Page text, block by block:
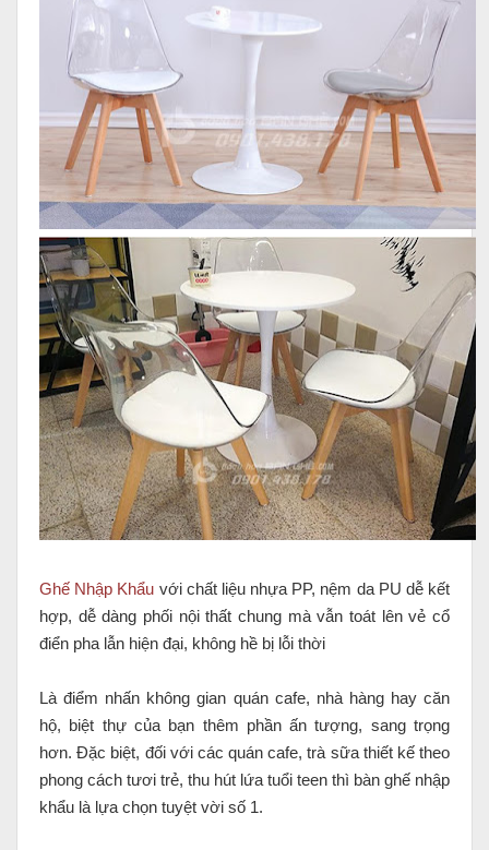
Ghế Nhập Khẩu với chất liệu nhựa PP, nệm da PU dễ kết
hợp, dễ dàng phối nội thất chung mà vẫn toát lên vẻ cổ
điển pha lẫn hiện đại, không hề bị lỗi thời
Là điểm nhấn không gian quán cafe, nhà hàng hay căn
hộ, biệt thự của bạn thêm phần ấn tượng, sang trọng
hơn. Đặc biệt, đối với các quán cafe, trà sữa thiết kế theo
phong cách tươi trẻ, thu hút lứa tuổi teen thì bàn ghế nhập
khẩu là lựa chọn tuyệt vời số 1.